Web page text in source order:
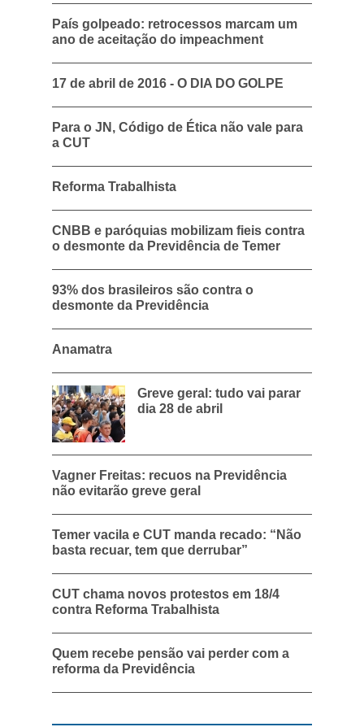
País golpeado: retrocessos marcam um
ano de aceitação do impeachment
17 de abril de 2016 - O DIA DO GOLPE
Para o JN, Código de Ética não vale para
a CUT
Reforma Trabalhista
CNBB e paróquias mobilizam fieis contra
o desmonte da Previdência de Temer
93% dos brasileiros são contra o
desmonte da Previdência
Anamatra
Greve geral: tudo vai parar
dia 28 de abril
Vagner Freitas: recuos na Previdência
não evitarão greve geral
Temer vacila e CUT manda recado: “Não
basta recuar, tem que derrubar”
CUT chama novos protestos em 18/4
contra Reforma Trabalhista
Quem recebe pensão vai perder com a
reforma da Previdência